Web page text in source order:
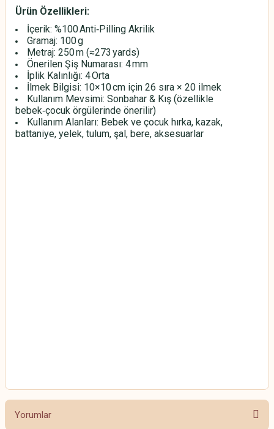
Ürün Özellikleri:
İçerik: %100 Anti‑Pilling Akrilik
Gramaj: 100 g
Metraj: 250 m (≈273 yards)
Önerilen Şiş Numarası: 4 mm
İplik Kalınlığı: 4 Orta
İlmek Bilgisi: 10×10 cm için 26 sıra × 20 ilmek
Kullanım Mevsimi: Sonbahar & Kış (özellikle
bebek‑çocuk örgülerinde önerilir)
Kullanım Alanları: Bebek ve çocuk hırka, kazak,
battaniye, yelek, tulum, şal, bere, aksesuarlar
Yorumlar